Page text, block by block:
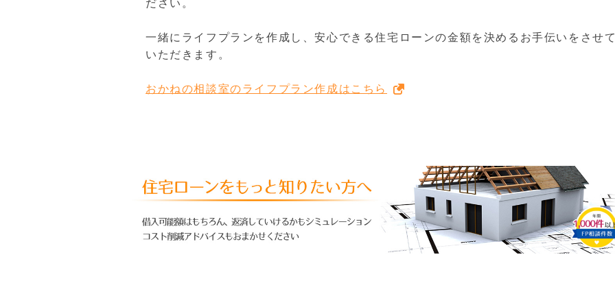
ださい。
一緒にライフプランを作成し、安心できる住宅ローンの金額を決めるお手伝いをさせ
いただきます。
おかねの相談室のライフプラン作成はこちら